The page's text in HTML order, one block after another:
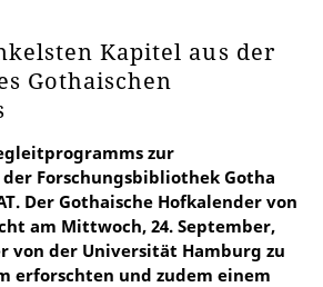
Kapitel aus der
Gothaischen
zur
Forschungsbibliothek Gotha
Der Gothaische Hofkalender von
am Mittwoch, 24. September,
von der Universität Hamburg zu
erforschten und zudem einem